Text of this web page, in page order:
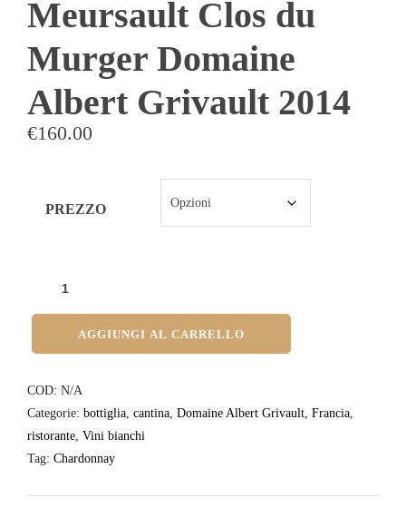
Meursault Clos du
Murger Domaine
Albert Grivault 2014
€160.00
PREZZO
AGGIUNGI AL CARRELLO
COD: N/A
Categorie: bottiglia, cantina, Domaine Albert Grivault, Francia,
ristorante, Vini bianchi
Tag: Chardonnay